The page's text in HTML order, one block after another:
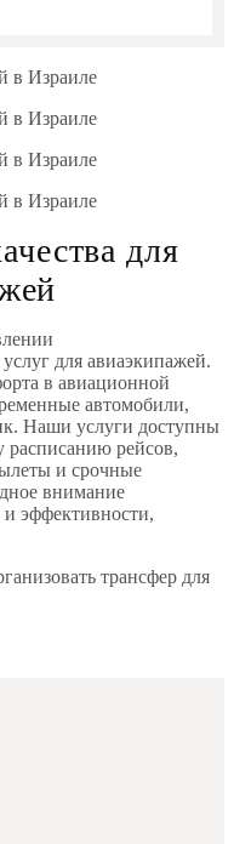
для
для авиаэкипажей.
в авиационной
автомобили,
Наши услуги доступны
расписанию рейсов,
и срочные
внимание
и эффективности,
трансфер для